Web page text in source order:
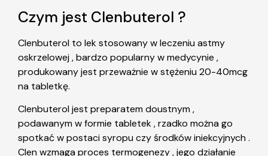
Czym jest Clenbuterol ?
Clenbuterol to lek stosowany w leczeniu astmy
oskrzelowej , bardzo popularny w medycynie ,
produkowany jest przeważnie w stężeniu 20-40mcg
na tabletkę.
Clenbuterol jest preparatem doustnym ,
podawanym w formie tabletek , rzadko można go
spotkać w postaci syropu czy środków iniekcyjnych .
Clen wzmaga proces termogenezy , jego działanie